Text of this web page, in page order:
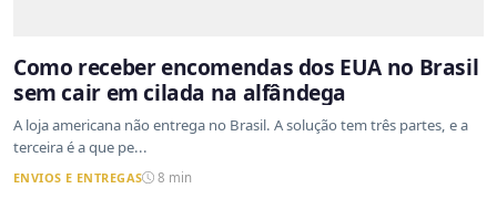
Como receber encomendas dos EUA no Brasil
sem cair em cilada na alfândega
A loja americana não entrega no Brasil. A solução tem três partes, e a
terceira é a que pe...
ENVIOS E ENTREGAS 8 min